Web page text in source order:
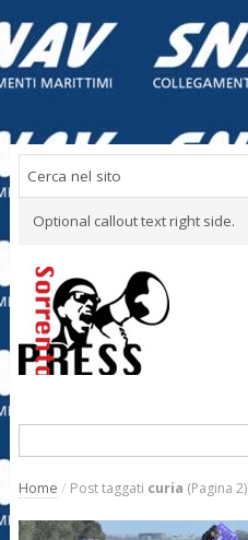
Optional callout text right side.
Home / Post taggati curia (Pagina 2)